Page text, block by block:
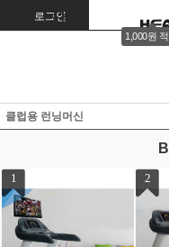
로그인 회원가입
1,000원
클럽용 런닝머신
1 2